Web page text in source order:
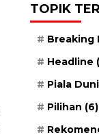
TOPIK
Breaking
Headline
Piala
Pilihan (6)